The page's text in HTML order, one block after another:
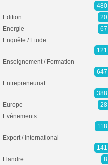
480
Edition
20
Energie
67
Enquête / Etude
121
Enseignement / Formation
647
Entrepreneuriat
388
Europe
28
Evénements
118
Export / International
141
Flandre
8